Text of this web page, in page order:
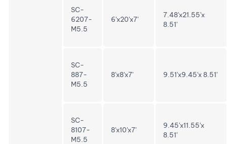
SC-
6207-
M5.5
6'x20'x7'
7.48'x21.55'x
8.51'
SC-
887-
M5.5
8'x8'x7' 9.51'x9.45'x 8.51'
SC-
8107-
M5.5
8'x10'x7'
9.45'x11.55'x
8.51'